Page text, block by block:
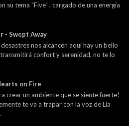
su tema "Five" , cargado de una energía
- Swept Away
nos alcancen aquí hay un bello
confort y serenidad, no te lo
on Fire
crear un ambiente que se siente fuerte!
te va a trapar con la voz de Lia